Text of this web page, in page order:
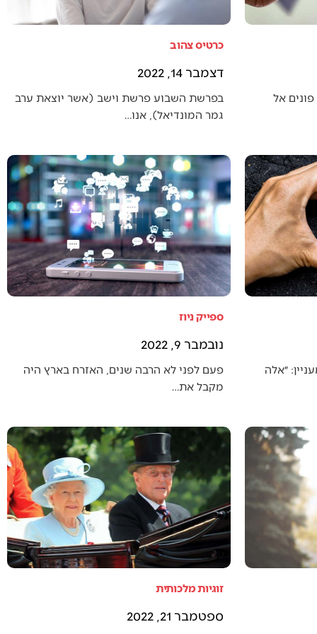
אל
כרטיס צהוב
דצמבר 14, 2022
בפרשת השבוע פרשת וישב (אשר יוצאת ערב
גמר המונדיאל), אנו…
״אלה
ספייק ניוז
נובמבר 9, 2022
פעם לפני לא הרבה שנים, האזרח בארץ היה
מקבל את…
זוגיות מלכותית
ספטמבר 21, 2022